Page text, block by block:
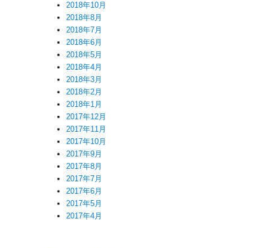
2018年10月
2018年8月
2018年7月
2018年6月
2018年5月
2018年4月
2018年3月
2018年2月
2018年1月
2017年12月
2017年11月
2017年10月
2017年9月
2017年8月
2017年7月
2017年6月
2017年5月
2017年4月